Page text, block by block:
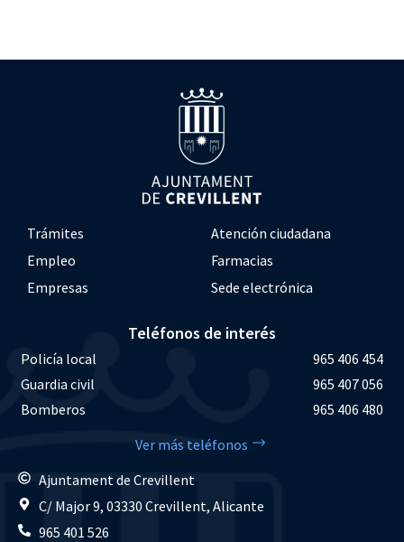
Trámites
Atención ciudadana
Empleo
Farmacias
Empresas
Sede electrónica
Teléfonos de interés
Policía local
965 406 454
Guardia civil
965 407 056
Bomberos
965 406 480
Ver más teléfonos
Ajuntament de Crevillent
C/ Major 9, 03330 Crevillent, Alicante
965 401 526